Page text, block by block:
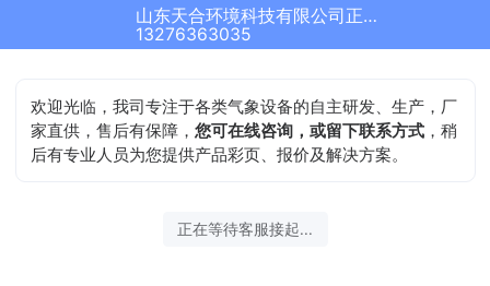
山东天合环境科技有限公司正在为您服务
13276363035
欢迎光临，我司专注于各类气象设备的自主研发、生产，厂
家直供，售后有保障，您可在线咨询，或留下联系方式 ，稍
后有专业人员为您提供产品彩页、报价及解决方案。
正在等待客服接起...